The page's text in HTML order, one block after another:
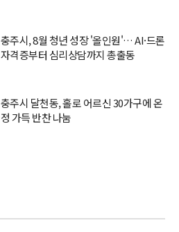
충주시, 8월 청년 성장 '올인원'… AI·드론
자격증부터 심리상담까지 총출동
충주시 달천동, 홀로 어르신 30가구에 온
정 가득 반찬 나눔